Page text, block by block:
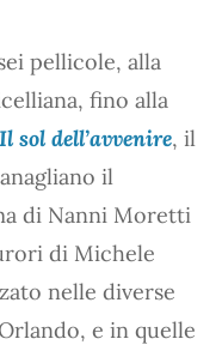
pellicole, alla
fino alla
Il sol dell’avvenire, il
il
di Nanni Moretti
di Michele
nelle diverse
e in quelle